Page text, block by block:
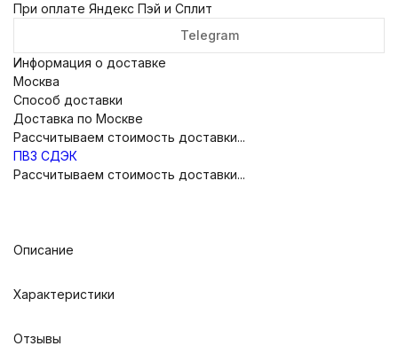
При оплате Яндекс Пэй и Сплит
Telegram
Информация о доставке
Москва
Способ доставки
Доставка по Москве
Рассчитываем стоимость доставки...
ПВЗ СДЭК
Рассчитываем стоимость доставки...
Описание
Характеристики
Отзывы